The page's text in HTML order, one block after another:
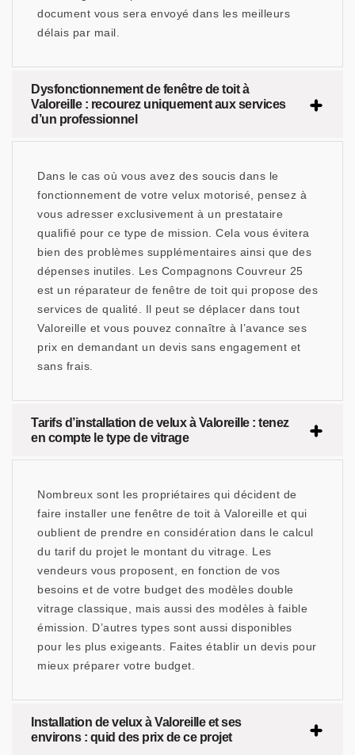
document vous sera envoyé dans les meilleurs
délais par mail.
Dysfonctionnement de fenêtre de toit à
Valoreille : recourez uniquement aux services
d’un professionnel
Dans le cas où vous avez des soucis dans le
fonctionnement de votre velux motorisé, pensez à
vous adresser exclusivement à un prestataire
qualifié pour ce type de mission. Cela vous évitera
bien des problèmes supplémentaires ainsi que des
dépenses inutiles. Les Compagnons Couvreur 25
est un réparateur de fenêtre de toit qui propose des
services de qualité. Il peut se déplacer dans tout
Valoreille et vous pouvez connaître à l’avance ses
prix en demandant un devis sans engagement et
sans frais.
Tarifs d’installation de velux à Valoreille : tenez
en compte le type de vitrage
Nombreux sont les propriétaires qui décident de
faire installer une fenêtre de toit à Valoreille et qui
oublient de prendre en considération dans le calcul
du tarif du projet le montant du vitrage. Les
vendeurs vous proposent, en fonction de vos
besoins et de votre budget des modèles double
vitrage classique, mais aussi des modèles à faible
émission. D’autres types sont aussi disponibles
pour les plus exigeants. Faites établir un devis pour
mieux préparer votre budget.
Installation de velux à Valoreille et ses
environs : quid des prix de ce projet